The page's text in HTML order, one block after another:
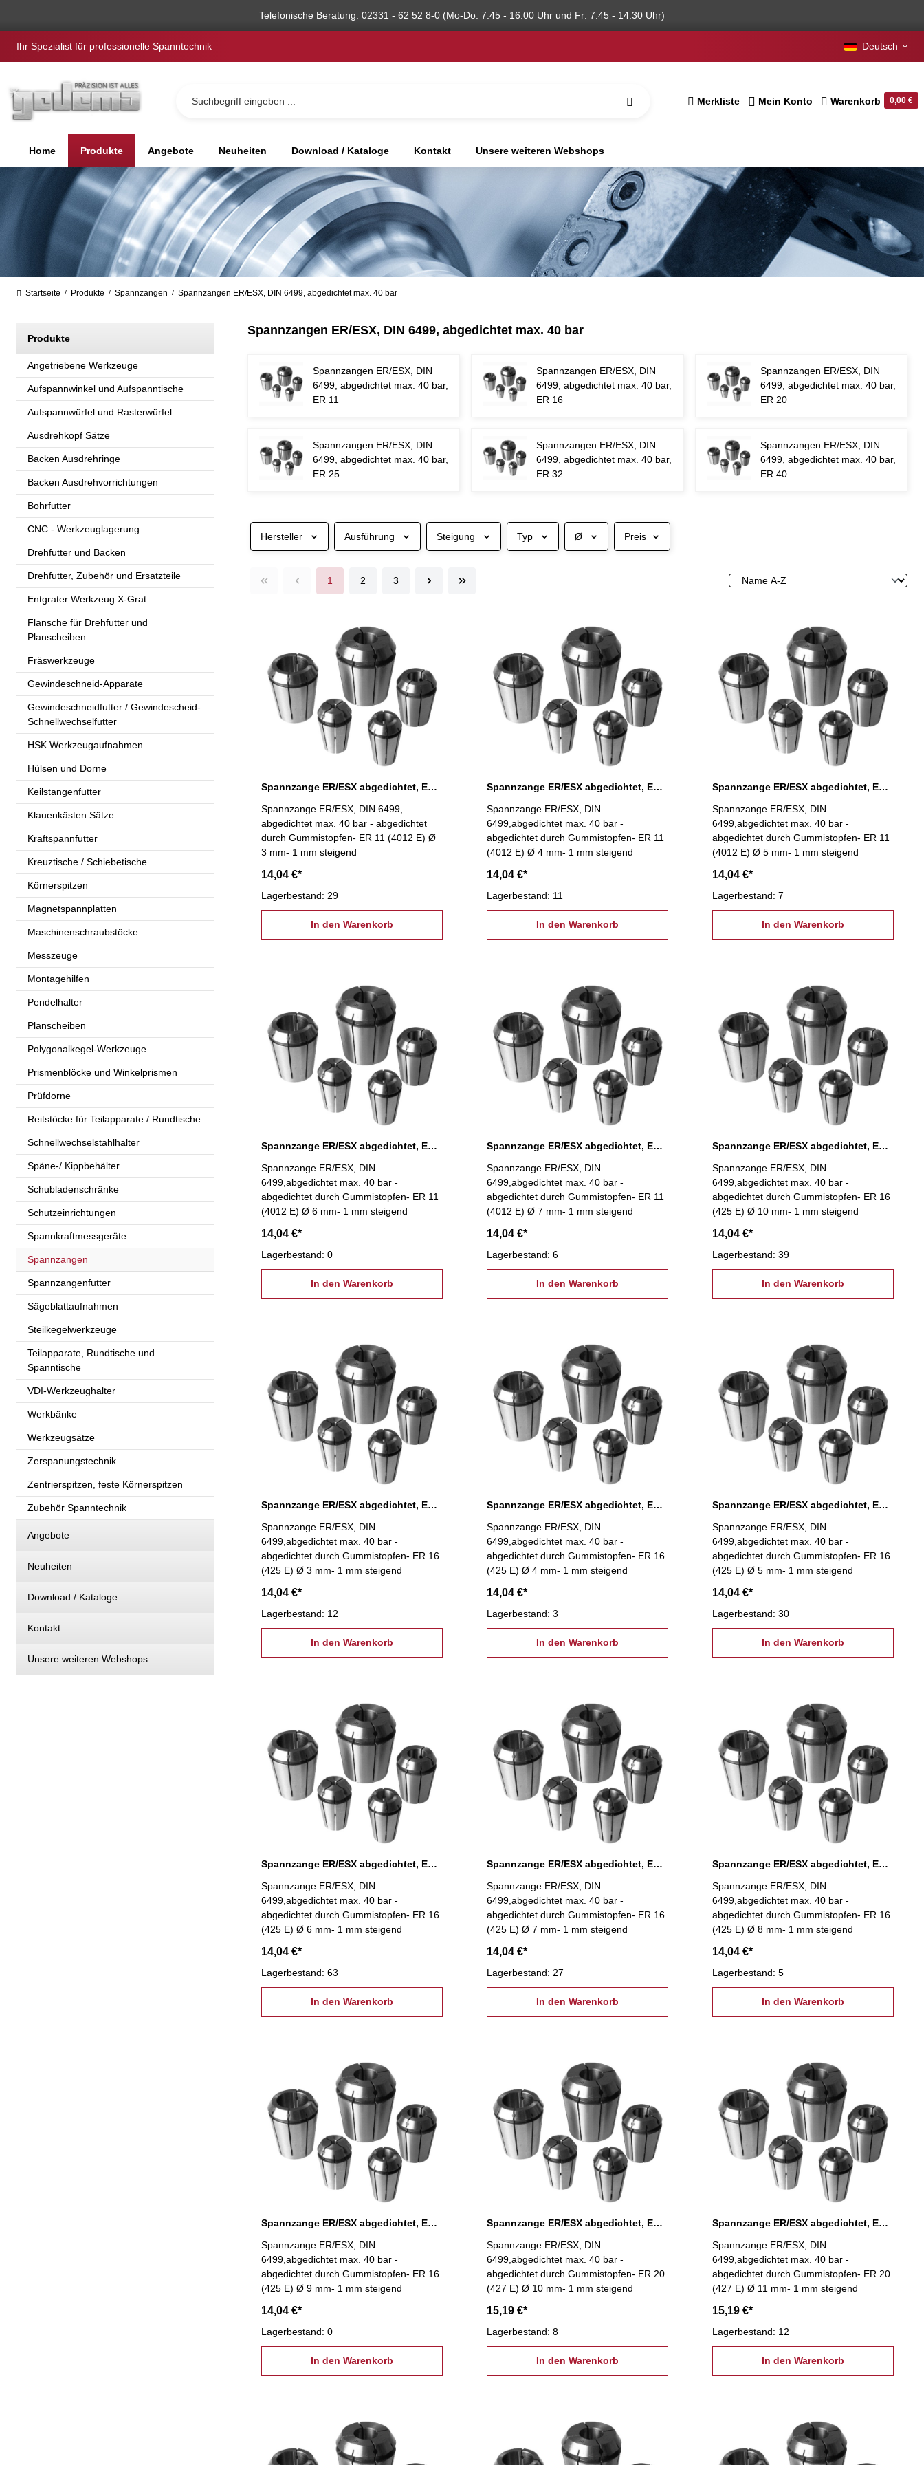
Telefonische Beratung: 02331 - 62 52 8-0 (Mo-Do: 7:45 - 16:00 Uhr und Fr: 7:45 - 14:30 Uhr)
Ihr Spezialist für professionelle Spanntechnik Deutsch
Merkliste Mein Konto Warenkorb 0,00 €
Home Produkte Angebote Neuheiten Download / Kataloge Kontakt Unsere weiteren Webshops
Startseite / Produkte / Spannzangen / Spannzangen ER/ESX, DIN 6499, abgedichtet max. 40 bar
Produkte
Angetriebene Werkzeuge
Aufspannwinkel und Aufspanntische
Aufspannwürfel und Rasterwürfel
Ausdrehkopf Sätze
Backen Ausdrehringe
Backen Ausdrehvorrichtungen
Bohrfutter
CNC - Werkzeuglagerung
Drehfutter und Backen
Drehfutter, Zubehör und Ersatzteile
Entgrater Werkzeug X-Grat
Flansche für Drehfutter und
Planscheiben
Fräswerkzeuge
Gewindeschneid-Apparate
Gewindeschneidfutter / Gewindescheid-
Schnellwechselfutter
HSK Werkzeugaufnahmen
Hülsen und Dorne
Keilstangenfutter
Klauenkästen Sätze
Kraftspannfutter
Kreuztische / Schiebetische
Körnerspitzen
Magnetspannplatten
Maschinenschraubstöcke
Messzeuge
Montagehilfen
Pendelhalter
Planscheiben
Polygonalkegel-Werkzeuge
Prismenblöcke und Winkelprismen
Prüfdorne
Reitstöcke für Teilapparate / Rundtische
Schnellwechselstahlhalter
Späne-/ Kippbehälter
Schubladenschränke
Schutzeinrichtungen
Spannkraftmessgeräte
Spannzangen
Spannzangenfutter
Sägeblattaufnahmen
Steilkegelwerkzeuge
Teilapparate, Rundtische und
Spanntische
VDI-Werkzeughalter
Werkbänke
Werkzeugsätze
Zerspanungstechnik
Zentrierspitzen, feste Körnerspitzen
Zubehör Spanntechnik
Angebote
Neuheiten
Download / Kataloge
Kontakt
Unsere weiteren Webshops
Spannzangen ER/ESX, DIN 6499, abgedichtet max. 40 bar
Spannzangen ER/ESX, DIN
6499, abgedichtet max. 40 bar,
ER 11
Spannzangen ER/ESX, DIN
6499, abgedichtet max. 40 bar,
ER 16
Spannzangen ER/ESX, DIN
6499, abgedichtet max. 40 bar,
ER 20
Spannzangen ER/ESX, DIN
6499, abgedichtet max. 40 bar,
ER 25
Spannzangen ER/ESX, DIN
6499, abgedichtet max. 40 bar,
ER 32
Spannzangen ER/ESX, DIN
6499, abgedichtet max. 40 bar,
ER 40
Hersteller Ausführung Steigung Typ Ø Preis
1 2 3
Spannzange ER/ESX abgedichtet, ER 11 Ø 3 mm
Spannzange ER/ESX, DIN 6499,
abgedichtet max. 40 bar - abgedichtet
durch Gummistopfen- ER 11 (4012 E) Ø
3 mm- 1 mm steigend
14,04 €*
Lagerbestand: 29
In den Warenkorb
Spannzange ER/ESX abgedichtet, ER 11 Ø 4 mm
Spannzange ER/ESX, DIN
6499,abgedichtet max. 40 bar -
abgedichtet durch Gummistopfen- ER 11
(4012 E) Ø 4 mm- 1 mm steigend
14,04 €*
Lagerbestand: 11
In den Warenkorb
Spannzange ER/ESX abgedichtet, ER 11 Ø 5 mm
Spannzange ER/ESX, DIN
6499,abgedichtet max. 40 bar -
abgedichtet durch Gummistopfen- ER 11
(4012 E) Ø 5 mm- 1 mm steigend
14,04 €*
Lagerbestand: 7
In den Warenkorb
Spannzange ER/ESX abgedichtet, ER 11 Ø 6 mm
Spannzange ER/ESX, DIN
6499,abgedichtet max. 40 bar -
abgedichtet durch Gummistopfen- ER 11
(4012 E) Ø 6 mm- 1 mm steigend
14,04 €*
Lagerbestand: 0
In den Warenkorb
Spannzange ER/ESX abgedichtet, ER 11 Ø 7 mm
Spannzange ER/ESX, DIN
6499,abgedichtet max. 40 bar -
abgedichtet durch Gummistopfen- ER 11
(4012 E) Ø 7 mm- 1 mm steigend
14,04 €*
Lagerbestand: 6
In den Warenkorb
Spannzange ER/ESX abgedichtet, ER 16 Ø 10 mm
Spannzange ER/ESX, DIN
6499,abgedichtet max. 40 bar -
abgedichtet durch Gummistopfen- ER 16
(425 E) Ø 10 mm- 1 mm steigend
14,04 €*
Lagerbestand: 39
In den Warenkorb
Spannzange ER/ESX abgedichtet, ER 16 Ø 3 mm
Spannzange ER/ESX, DIN
6499,abgedichtet max. 40 bar -
abgedichtet durch Gummistopfen- ER 16
(425 E) Ø 3 mm- 1 mm steigend
14,04 €*
Lagerbestand: 12
In den Warenkorb
Spannzange ER/ESX abgedichtet, ER 16 Ø 4 mm
Spannzange ER/ESX, DIN
6499,abgedichtet max. 40 bar -
abgedichtet durch Gummistopfen- ER 16
(425 E) Ø 4 mm- 1 mm steigend
14,04 €*
Lagerbestand: 3
In den Warenkorb
Spannzange ER/ESX abgedichtet, ER 16 Ø 5 mm
Spannzange ER/ESX, DIN
6499,abgedichtet max. 40 bar -
abgedichtet durch Gummistopfen- ER 16
(425 E) Ø 5 mm- 1 mm steigend
14,04 €*
Lagerbestand: 30
In den Warenkorb
Spannzange ER/ESX abgedichtet, ER 16 Ø 6 mm
Spannzange ER/ESX, DIN
6499,abgedichtet max. 40 bar -
abgedichtet durch Gummistopfen- ER 16
(425 E) Ø 6 mm- 1 mm steigend
14,04 €*
Lagerbestand: 63
In den Warenkorb
Spannzange ER/ESX abgedichtet, ER 16 Ø 7 mm
Spannzange ER/ESX, DIN
6499,abgedichtet max. 40 bar -
abgedichtet durch Gummistopfen- ER 16
(425 E) Ø 7 mm- 1 mm steigend
14,04 €*
Lagerbestand: 27
In den Warenkorb
Spannzange ER/ESX abgedichtet, ER 16 Ø 8 mm
Spannzange ER/ESX, DIN
6499,abgedichtet max. 40 bar -
abgedichtet durch Gummistopfen- ER 16
(425 E) Ø 8 mm- 1 mm steigend
14,04 €*
Lagerbestand: 5
In den Warenkorb
Spannzange ER/ESX abgedichtet, ER 16 Ø 9 mm
Spannzange ER/ESX, DIN
6499,abgedichtet max. 40 bar -
abgedichtet durch Gummistopfen- ER 16
(425 E) Ø 9 mm- 1 mm steigend
14,04 €*
Lagerbestand: 0
In den Warenkorb
Spannzange ER/ESX abgedichtet, ER 20 Ø 10 mm
Spannzange ER/ESX, DIN
6499,abgedichtet max. 40 bar -
abgedichtet durch Gummistopfen- ER 20
(427 E) Ø 10 mm- 1 mm steigend
15,19 €*
Lagerbestand: 8
In den Warenkorb
Spannzange ER/ESX abgedichtet, ER 20 Ø 11 mm
Spannzange ER/ESX, DIN
6499,abgedichtet max. 40 bar -
abgedichtet durch Gummistopfen- ER 20
(427 E) Ø 11 mm- 1 mm steigend
15,19 €*
Lagerbestand: 12
In den Warenkorb